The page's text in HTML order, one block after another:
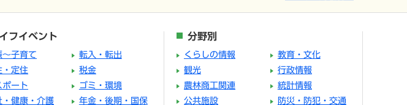
フイベント
～子育て
転入・転出
・定住
税金
ポート
ゴミ・環境
・健康・介護
年金・後期・国保
分野別
くらしの情報
教育・文化
観光
行政情報
農林商工関連
統計情報
公共施設
防災・防犯・交通